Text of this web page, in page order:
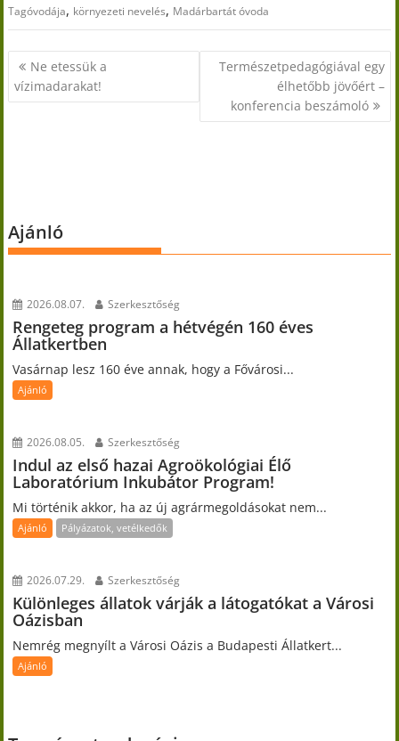
Tagóvodája, környezeti nevelés, Madárbartát óvoda
Bejegyzés
navigáció
Ne etessük a
vízimadarakat!
Természetpedagógiával egy
élhetőbb jövőért –
konferencia beszámoló
Ajánló
2026.08.07. Szerkesztőség
Rengeteg program a hétvégén 160 éves
Állatkertben
Vasárnap lesz 160 éve annak, hogy a Fővárosi...
Ajánló
2026.08.05. Szerkesztőség
Indul az első hazai Agroökológiai Élő
Laboratórium Inkubátor Program!
Mi történik akkor, ha az új agrármegoldásokat nem...
Ajánló Pályázatok, vetélkedők
2026.07.29. Szerkesztőség
Különleges állatok várják a látogatókat a Városi
Oázisban
Nemrég megnyílt a Városi Oázis a Budapesti Állatkert...
Ajánló